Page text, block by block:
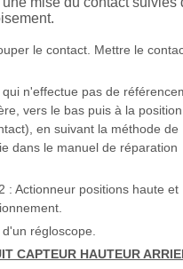
le contact. Mettre le
n'effectue pas de
vers le bas puis à la
en suivant la méthode de
dans le manuel de réparation
: Actionneur positions haute et
régloscope.
CAPTEUR HAUTEUR